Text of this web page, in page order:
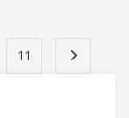
11